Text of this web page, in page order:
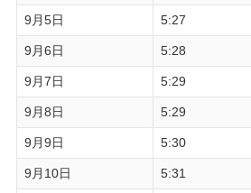
9月5日 5:27
9月6日 5:28
9月7日 5:29
9月8日 5:29
9月9日 5:30
9月10日 5:31